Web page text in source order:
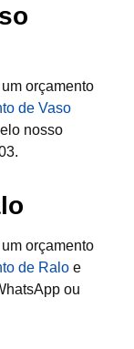
orçamento
de Vaso
nosso
orçamento
de Ralo e
ou